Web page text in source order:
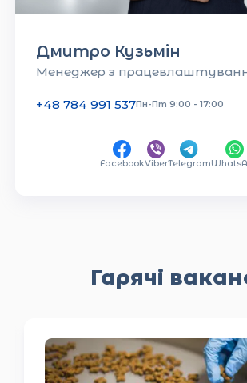
Дмитро Кузьмін
Менеджер з
+48 784 991 537Пн-Пт 9:00 - 17:00
FacebookViberTelegram
Гарячі